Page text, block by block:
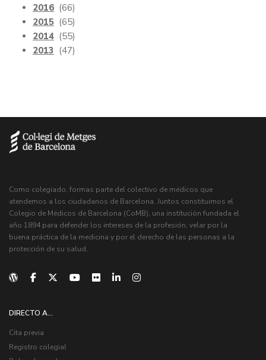
2016 (66)
2015 (65)
2014 (55)
2013 (47)
Como colegiado, formas parte del colectivo de médicos que
atendemos a los ciudadanos de Barcelona. Juntos constituimos el
Colegio de Médicos de Barcelona (CoMB), una institución fundada el
año 1894 para defender los intereses de la profesión, velar por la
buena práctica de la medicina y por el derecho de las personas a la
protección de su salud.
DIRECTO A...
Cita previa
Registro colegial